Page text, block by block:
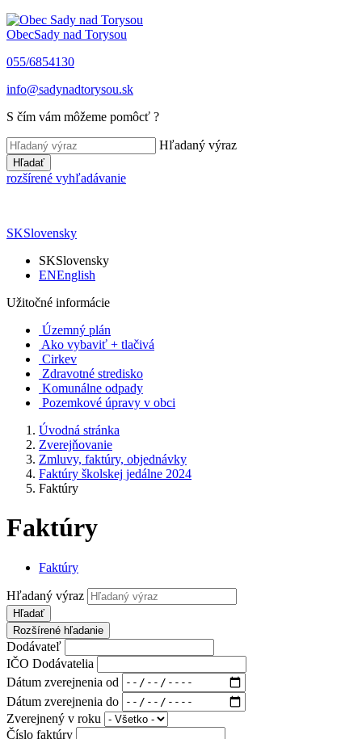
ObecSady nad Torysou
055/6854130
info@sadynadtorysou.sk
S čím vám môžeme pomôcť ?
Hľadaný výraz
Hľadať
rozšírené vyhľadávanie
SKSlovensky
SKSlovensky
ENEnglish
Užitočné informácie
Územný plán
Ako vybaviť + tlačivá
Cirkev
Zdravotné stredisko
Komunálne odpady
Pozemkové úpravy v obci
Úvodná stránka
Zverejňovanie
Zmluvy, faktúry, objednávky
Faktúry školskej jedálne 2024
Faktúry
Faktúry
Faktúry
Hľadaný výraz
Hľadať
Rozšírené hľadanie
Dodávateľ
IČO Dodávatelia
Dátum zverejnenia od
Dátum zverejnenia do
Zverejnený v roku
Číslo faktúry